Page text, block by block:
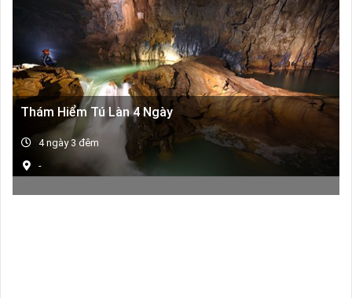
Thám Hiểm Tú Làn 4 Ngày
4 ngày 3 đêm
-